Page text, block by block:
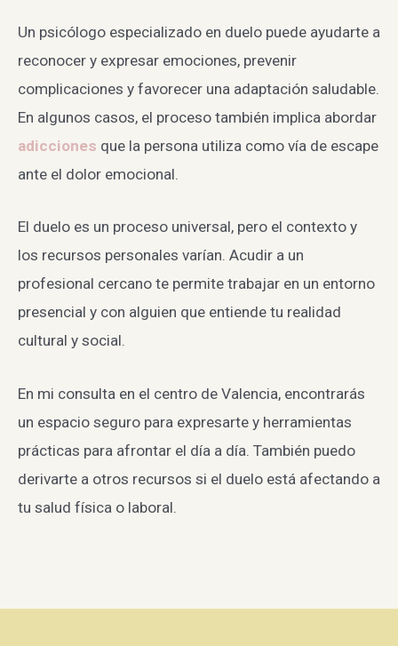
Un psicólogo especializado en duelo puede ayudarte a
reconocer y expresar emociones, prevenir
complicaciones y favorecer una adaptación saludable.
En algunos casos, el proceso también implica abordar
adicciones que la persona utiliza como vía de escape
ante el dolor emocional.
El duelo es un proceso universal, pero el contexto y
los recursos personales varían. Acudir a un
profesional cercano te permite trabajar en un entorno
presencial y con alguien que entiende tu realidad
cultural y social.
En mi consulta en el centro de Valencia, encontrarás
un espacio seguro para expresarte y herramientas
prácticas para afrontar el día a día. También puedo
derivarte a otros recursos si el duelo está afectando a
tu salud física o laboral.